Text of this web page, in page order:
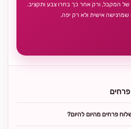
של המקבל, ורק אחר כך בחרו צבע ותקציב.
אישית ולא רק יפה.
פרחים מהיום להיום?